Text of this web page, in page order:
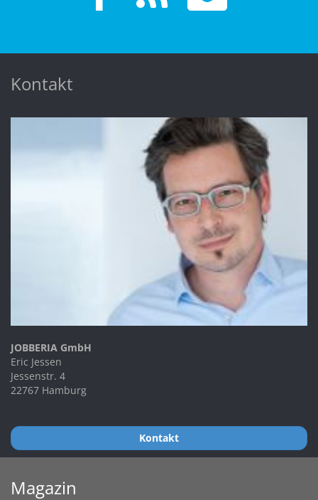
Kontakt
JOBBERIA GmbH
Eric Jessen
Jessenstr. 4
22767 Hamburg
Kontakt
Magazin